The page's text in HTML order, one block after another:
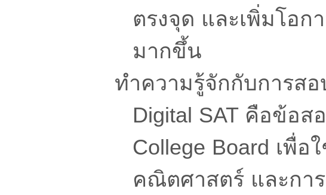
ตรงจุด และเพิ่มโอก
มากขึ้น
ทำความรู้จักกับการสอ
Digital SAT คือข้อ
College Board เพื่
คณิตศาสตร์ และกา